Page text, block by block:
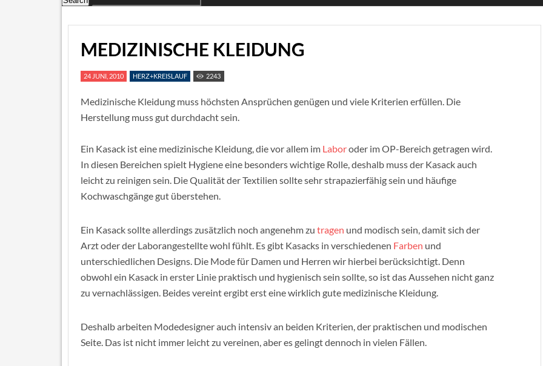
MEDIZINISCHE KLEIDUNG
24 JUNI, 2010 HERZ+KREISLAUF 2243
Medizinische Kleidung muss höchsten Ansprüchen genügen und viele Kriterien erfüllen. Die
Herstellung muss gut durchdacht sein.
Ein Kasack ist eine medizinische Kleidung, die vor allem im Laboroder im OP-Bereich getragen wird.
In diesen Bereichen spielt Hygiene eine besonders wichtige Rolle, deshalb muss der Kasack auch
leicht zu reinigen sein. Die Qualität der Textilien sollte sehr strapazierfähig sein und häufige
Kochwaschgänge gut überstehen.
Ein Kasack sollte allerdings zusätzlich noch angenehm zu tragen und modisch sein, damit sich der
Arzt oder der Laborangestellte wohl fühlt. Es gibt Kasacks in verschiedenen Farben und
unterschiedlichen Designs. Die Mode für Damen und Herren wir hierbei berücksichtigt. Denn
obwohl ein Kasack in erster Linie praktisch und hygienisch sein sollte, so ist das Aussehen nicht ganz
zu vernachlässigen. Beides vereint ergibt erst eine wirklich gute medizinische Kleidung.
Deshalb arbeiten Modedesigner auch intensiv an beiden Kriterien, der praktischen und modischen
Seite. Das ist nicht immer leicht zu vereinen, aber es gelingt dennoch in vielen Fällen.